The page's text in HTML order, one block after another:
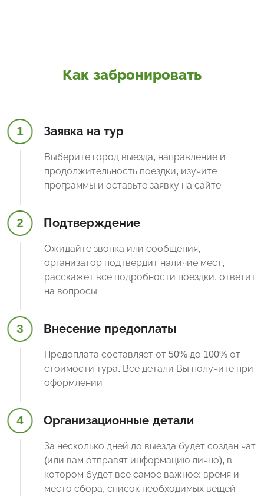
Как забронировать
1 Заявка на тур
Выберите город выезда, направление и
продолжительность поездки, изучите
программы и оставьте заявку на сайте
2 Подтверждение
Ожидайте звонка или сообщения,
организатор подтвердит наличие мест,
расскажет все подробности поездки, ответит
на вопросы
3 Внесение предоплаты
Предоплата составляет от 50% до 100% от
стоимости тура. Все детали Вы получите при
оформлении
4 Организационные детали
За несколько дней до выезда будет создан чат
(или вам отправят информацию лично), в
котором будет все самое важное: время и
место сбора, список необходимых вещей